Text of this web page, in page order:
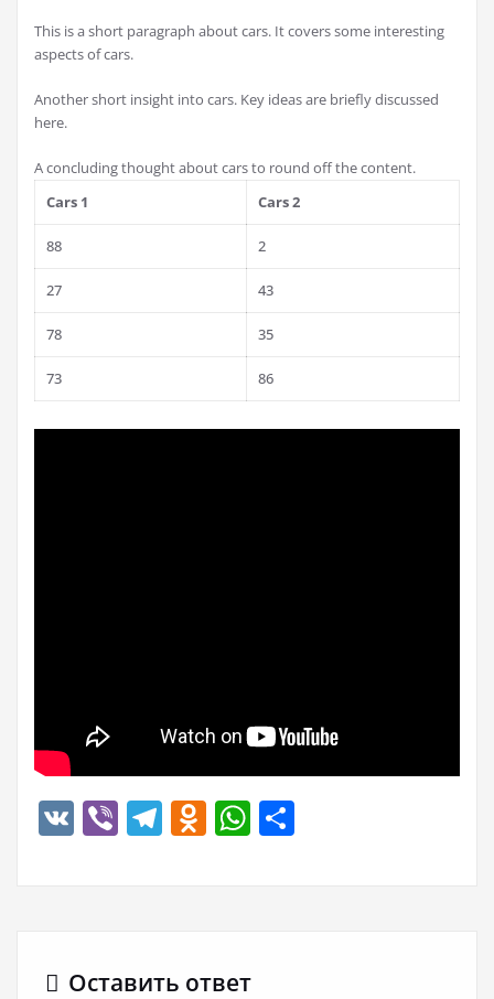
This is a short paragraph about cars. It covers some interesting
aspects of cars.
Another short insight into cars. Key ideas are briefly discussed
here.
A concluding thought about cars to round off the content.
Cars 1
Cars 2
88 2
27 43
78 35
73 86
VK ViberTelegram
Odnoklassniki
WhatsApp
Оставить ответ